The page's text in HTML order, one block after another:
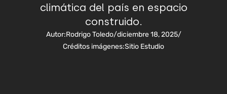
climática del país en espacio
construido.
Autor:Rodrigo Toledo/diciembre 18, 2025/
Créditos imágenes:Sitio Estudio